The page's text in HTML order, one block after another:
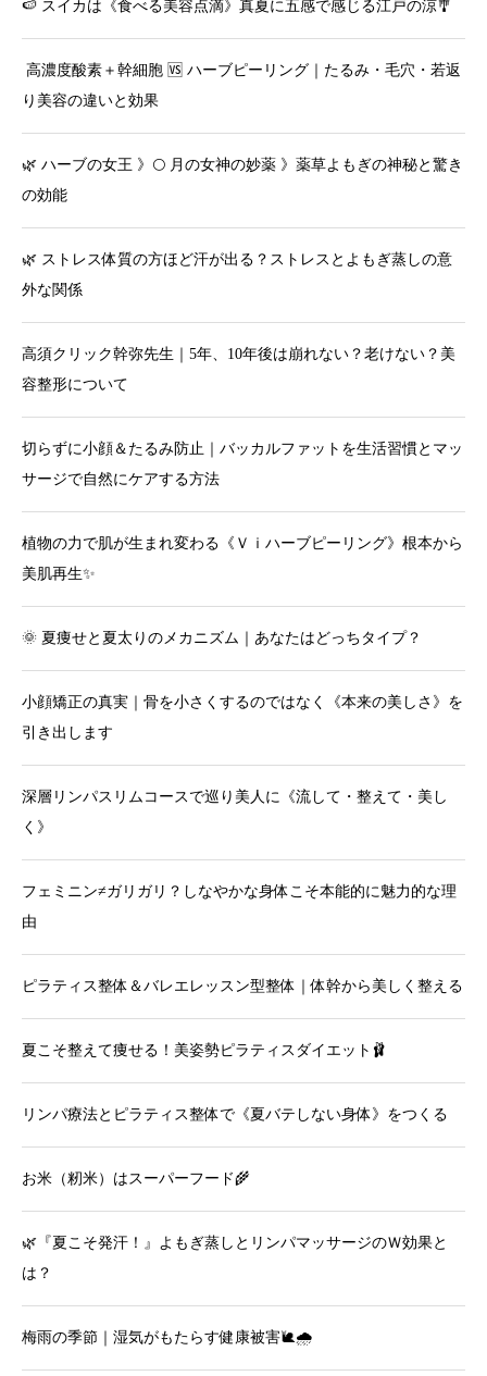
🍉 スイカは《食べる美容点滴》真夏に五感で感じる江戸の涼🎐
高濃度酸素＋幹細胞 🆚 ハーブピーリング｜たるみ・毛穴・若返
り美容の違いと効果
🌿 ハーブの女王 》🌕 月の女神の妙薬 》薬草よもぎの神秘と驚き
の効能
🌿 ストレス体質の方ほど汗が出る？ストレスとよもぎ蒸しの意
外な関係
高須クリック幹弥先生｜5年、10年後は崩れない？老けない？美
容整形について
切らずに小顔＆たるみ防止｜バッカルファットを生活習慣とマッ
サージで自然にケアする方法
植物の力で肌が生まれ変わる《Ｖｉハーブピーリング》根本から
美肌再生✨
🌞 夏痩せと夏太りのメカニズム｜あなたはどっちタイプ？
小顔矯正の真実｜骨を小さくするのではなく《本来の美しさ》を
引き出します
深層リンパスリムコースで巡り美人に《流して・整えて・美し
く》
フェミニン≠ガリガリ？しなやかな身体こそ本能的に魅力的な理
由
ピラティス整体＆バレエレッスン型整体｜体幹から美しく整える
夏こそ整えて痩せる！美姿勢ピラティスダイエット🩰
リンパ療法とピラティス整体で《夏バテしない身体》をつくる
お米（籾米）はスーパーフード🌾
🌿『夏こそ発汗！』よもぎ蒸しとリンパマッサージのＷ効果と
は？
梅雨の季節｜湿気がもたらす健康被害🐌🌧️